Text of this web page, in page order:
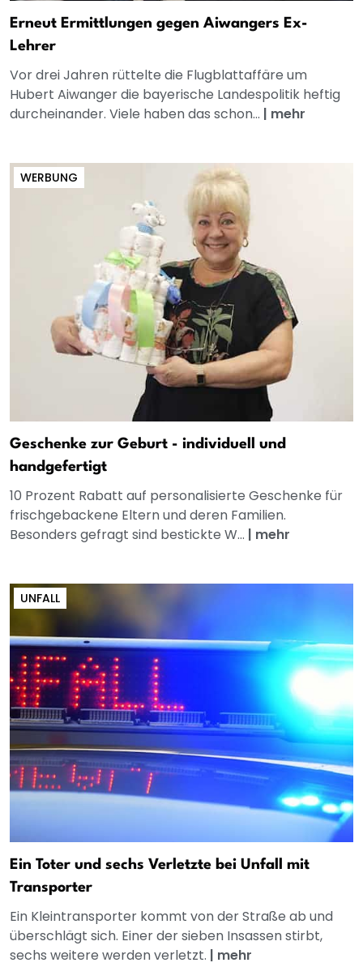
Erneut Ermittlungen gegen Aiwangers Ex-
Lehrer
Vor drei Jahren rüttelte die Flugblattaffäre um
Hubert Aiwanger die bayerische Landespolitik heftig
durcheinander. Viele haben das schon... | mehr
WERBUNG
Geschenke zur Geburt - individuell und
handgefertigt
10 Prozent Rabatt auf personalisierte Geschenke für
frischgebackene Eltern und deren Familien.
Besonders gefragt sind bestickte W... | mehr
UNFALL
Ein Toter und sechs Verletzte bei Unfall mit
Transporter
Ein Kleintransporter kommt von der Straße ab und
überschlägt sich. Einer der sieben Insassen stirbt,
sechs weitere werden verletzt. | mehr